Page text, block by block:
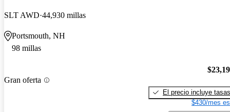
SLT AWD 44,930 millas
Portsmouth, NH
98 millas
Gran oferta
El precio incluye tasas
$430/mes